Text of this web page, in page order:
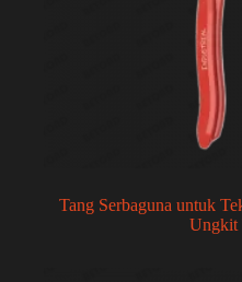
Tang Serbaguna untuk
Ungkit